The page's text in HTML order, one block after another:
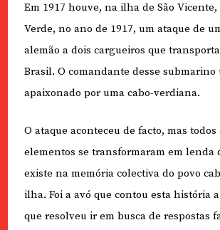
Em 1917 houve, na ilha de São Vicente,
Verde, no ano de 1917, um ataque de
alemão a dois cargueiros que
Brasil. O comandante desse submarino
apaixonado por uma cabo-verdiana.
O ataque aconteceu de facto, mas
elementos se transformaram em lenda
existe na memória colectiva do povo
ilha. Foi a avó que contou esta história
que resolveu ir em busca de respostas